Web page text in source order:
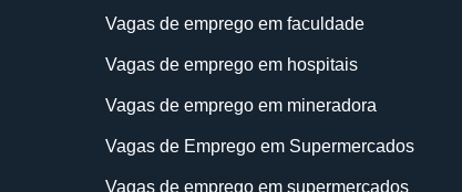
Vagas de emprego em faculdade
Vagas de emprego em hospitais
Vagas de emprego em mineradora
Vagas de Emprego em Supermercados
Vagas de emprego em supermercados